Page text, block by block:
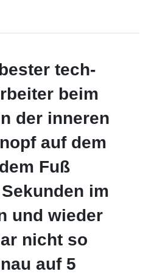
tech-
beim
der inneren
auf dem
Fuß
im
und wieder
nicht so
auf 5